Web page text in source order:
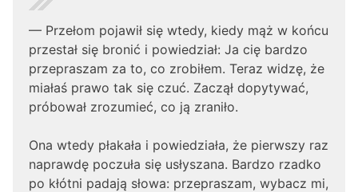
— Przełom pojawił się wtedy, kiedy mąż w końcu
przestał się bronić i powiedział: Ja cię bardzo
przepraszam za to, co zrobiłem. Teraz widzę, że
miałaś prawo tak się czuć. Zaczął dopytywać,
próbował zrozumieć, co ją zraniło.
Ona wtedy płakała i powiedziała, że pierwszy raz
naprawdę poczuła się usłyszana. Bardzo rzadko
po kłótni padają słowa: przepraszam, wybacz mi,